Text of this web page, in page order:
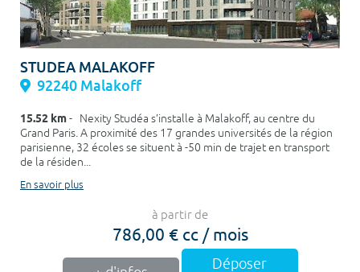
STUDEA MALAKOFF
92240 Malakoff
15.52 km- Nexity Studéa s’installe à Malakoff, au centre du
Grand Paris. A proximité des 17 grandes universités de la région
parisienne, 32 écoles se situent à -50 min de trajet en transport
de la résiden...
En savoir plus
à partir de
786,00 € cc / mois
Déposer